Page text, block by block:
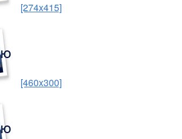
[274x415]
[460x300]